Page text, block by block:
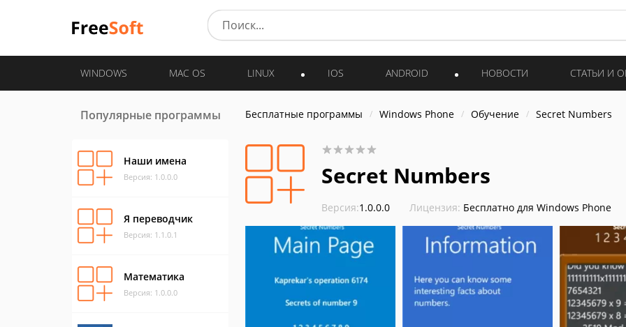
WINDOWS MAC OS LINUX IOS ANDROID НОВОСТИ СТАТЬИ И
Популярные программы
Наши имена
Версия: 1.0.0.0
Я переводчик
Версия: 1.1.0.1
Математика
Версия: 1.0.0.0
Бесплатные программы Windows Phone Обучение Secret Numbers
Secret Numbers
Версия:1.0.0.0 Лицензия: Бесплатно для Windows Phone